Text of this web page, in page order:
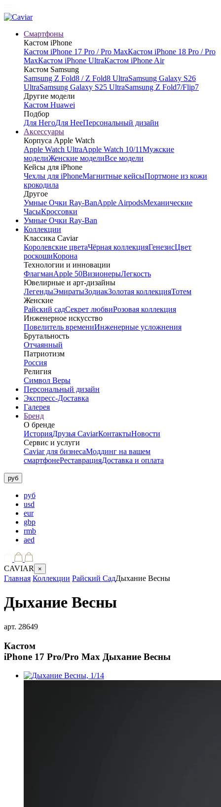
Смартфоны
Кастом iPhone
Кастом iPhone 17 Pro / Pro MaxКастом iPhone 18 Pro / Pro
MaxКастом iPhone UltraКастом iPhone Air
Кастом Samsung
Samsung Z Fold8 / Z Fold8 UltraSamsung Galaxy S26
UltraSamsung Galaxy S25 UltraSamsung Z Fold7/Flip7
Другие модели
Кастом Huawei
Подбор
Для НегоДля НееПерсональный дизайн
Аксессуары
Корпуса Apple Watch
Apple Watch UltraApple Watch 10/11Мужские
моделиЖенские моделиВсе модели
Кейсы для iPhone
Чехлы для iPhoneМагнитные кейсыПортмоне из кожи
крокодила
Другое
Умные Очки Ray-BanApple AirpodsМеханические
ЧасыКроссовки
Умные Очки Ray-Ban
Коллекции
Классика Caviar
Королевские цветаЧёрная коллекцияГенезисЦвет
роскошиКорона
Технологии и инновации
ФлагманApple 50ВизионерыЛегкость
Ювелирные и арт-дизайны
ЛегендыЭмиратыЗодиакЗолотая коллекцияТотем
Женские
Райский садСекрет любвиРозовая коллекция
Инженерное искусство
Повелитель времениИнженерные усложнения
Брутальность
Отчаянный
Патриотизм
Россия
Религия
Символ Веры
Персональный дизайн
Экспресс-Доставка
Галерея
Бренд
О бренде
ИсторияДрузья CaviarКонтактыНовости
Сервис и услуги
Caviar для бизнесаМоддинг на вашем
смартфонеРеставрацияДоставка и оплата
руб
руб
usd
eur
gbp
rmb
aed
CAVIAR ×
Главная Коллекции Райский СадДыхание Весны
Дыхание Весны
арт. 28649
Кастом
iPhone 17 Pro/Pro Max Дыхание Весны